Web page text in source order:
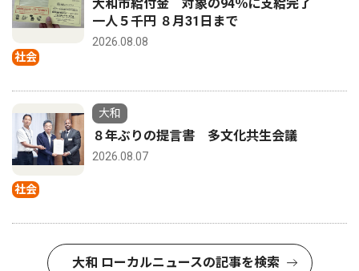
社会
大和市給付金 対象の94％に支給完了
一人５千円 ８月31日まで
2026.08.08
社会
大和
８年ぶりの提言書 多文化共生会議
2026.08.07
大和 ローカルニュースの記事を検索